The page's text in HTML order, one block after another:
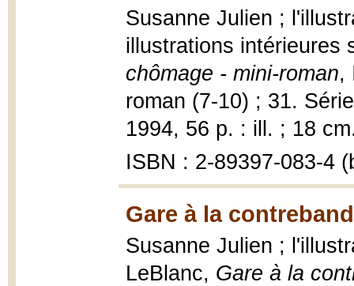
Susanne Julien ;
illustrations intérieures
chômage - mini-roman,
roman (7-10) ; 31.
1994, 56 p. : ill. ; 18
ISBN : 2-89397-083-4
Gare à la
Susanne Julien ;
LeBlanc, Gare à la